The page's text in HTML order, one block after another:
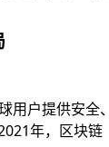
户提供安
年，区块